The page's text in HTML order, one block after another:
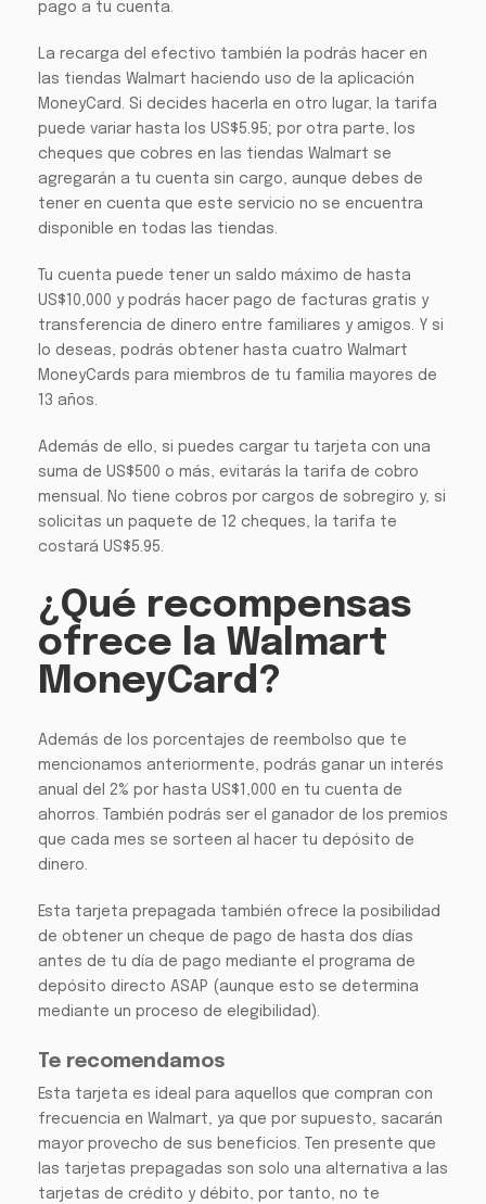
pago a tu cuenta.
La recarga del efectivo también la podrás hacer en
las tiendas Walmart haciendo uso de la aplicación
MoneyCard. Si decides hacerla en otro lugar, la tarifa
puede variar hasta los US$5.95; por otra parte, los
cheques que cobres en las tiendas Walmart se
agregarán a tu cuenta sin cargo, aunque debes de
tener en cuenta que este servicio no se encuentra
disponible en todas las tiendas.
Tu cuenta puede tener un saldo máximo de hasta
US$10,000 y podrás hacer pago de facturas gratis y
transferencia de dinero entre familiares y amigos. Y si
lo deseas, podrás obtener hasta cuatro Walmart
MoneyCards para miembros de tu familia mayores de
13 años.
Además de ello, si puedes cargar tu tarjeta con una
suma de US$500 o más, evitarás la tarifa de cobro
mensual. No tiene cobros por cargos de sobregiro y, si
solicitas un paquete de 12 cheques, la tarifa te
costará US$5.95.
¿Qué recompensas
ofrece la Walmart
MoneyCard?
Además de los porcentajes de reembolso que te
mencionamos anteriormente, podrás ganar un interés
anual del 2% por hasta US$1,000 en tu cuenta de
ahorros. También podrás ser el ganador de los premios
que cada mes se sorteen al hacer tu depósito de
dinero.
Esta tarjeta prepagada también ofrece la posibilidad
de obtener un cheque de pago de hasta dos días
antes de tu día de pago mediante el programa de
depósito directo ASAP (aunque esto se determina
mediante un proceso de elegibilidad).
Te recomendamos
Esta tarjeta es ideal para aquellos que compran con
frecuencia en Walmart, ya que por supuesto, sacarán
mayor provecho de sus beneficios. Ten presente que
las tarjetas prepagadas son solo una alternativa a las
tarjetas de crédito y débito, por tanto, no te